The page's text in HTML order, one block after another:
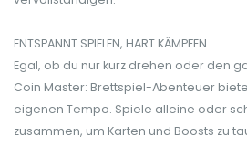
ENTSPANNT SPIELEN, HART KÄMPFEN
Egal, ob du nur kurz drehen oder den
Coin Master: Brettspiel-Abenteuer
eigenen Tempo. Spiele alleine oder
zusammen, um Karten und Boosts zu